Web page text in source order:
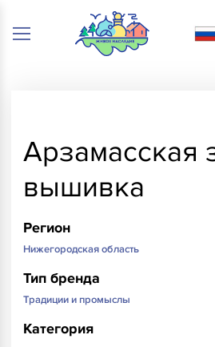
Арзамасская
вышивка
Регион
Нижегородская область
Тип бренда
Традиции и промыслы
Категория